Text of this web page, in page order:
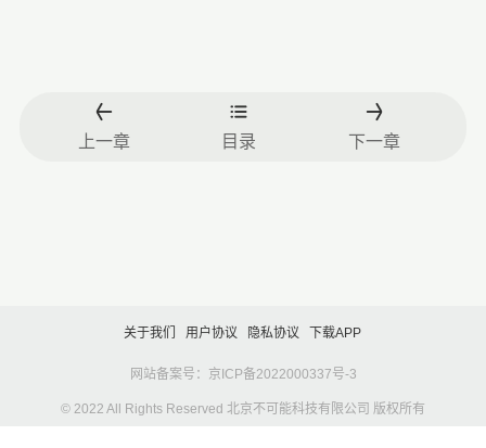
上一章 目录 下一章
关于我们 用户协议 隐私协议 下载APP
网站备案号：京ICP备2022000337号-3
© 2022 All Rights Reserved 北京不可能科技有限公司 版权所有